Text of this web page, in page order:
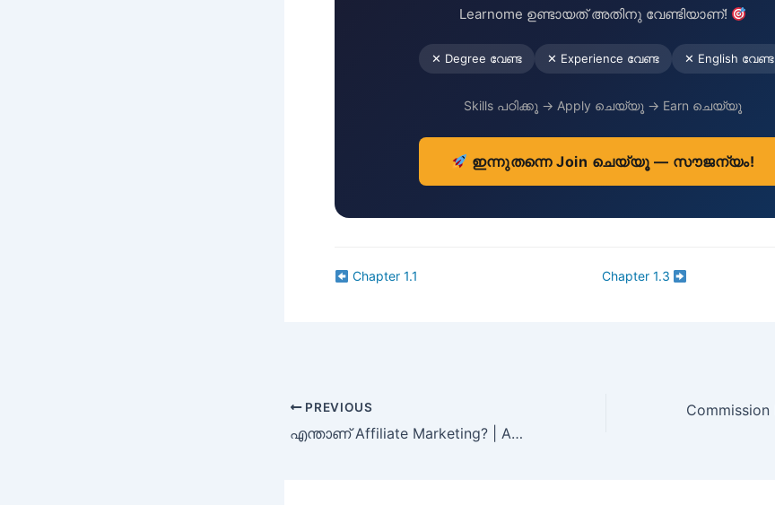
Learnome ഉണ്ടായത് അതിനു വേണ്ടിയാണ്!
✕ Degree വേണ്ട ✕ Experience വേണ്ട ✕ English വേണ്ട
Skills പഠിക്കൂ → Apply ചെയ്യൂ → Earn ചെയ്യൂ
ഇന്നുതന്നെ Join ചെയ്യൂ — സൗജന്യം!
Chapter 1.1 Chapter 1.3
PREVIOUS
എന്താണ് Affiliate Marketing? | Affiliate Marketing Malayalam | Learnome